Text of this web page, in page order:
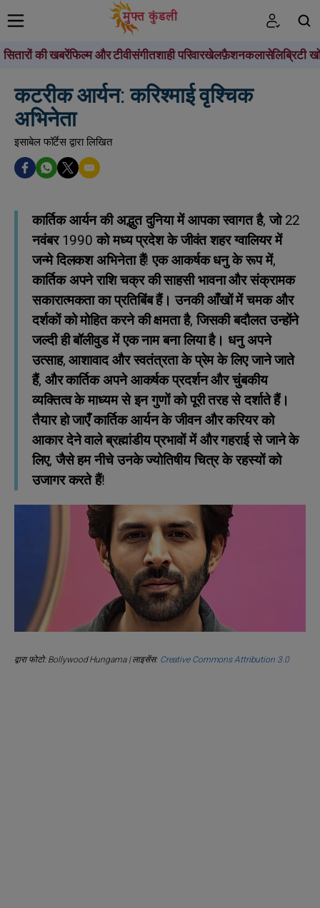
सितारों की खबरेंफिल्म और टीवीसंगीतशाही परिवारखेलफ़ैशनकलासेलिब्रिटी
कटरीक आर्यन: करिश्माई वृश्चिक
अभिनेता
इसाबेल फॉर्टेस द्वारा लिखित
कार्तिक आर्यन की अद्भुत दुनिया में आपका स्वागत है, जो 22
नवंबर 1990 को मध्य प्रदेश के जीवंत शहर ग्वालियर में
जन्मे दिलकश अभिनेता हैं! एक आकर्षक धनु के रूप में,
कार्तिक अपने राशि चक्र की साहसी भावना और संक्रामक
सकारात्मकता का प्रतिबिंब हैं। उनकी आँखों में चमक और
दर्शकों को मोहित करने की क्षमता है, जिसकी बदौलत उन्होंने
जल्दी ही बॉलीवुड में एक नाम बना लिया है। धनु अपने
उत्साह, आशावाद और स्वतंत्रता के प्रेम के लिए जाने जाते
हैं, और कार्तिक अपने आकर्षक प्रदर्शन और चुंबकीय
व्यक्तित्व के माध्यम से इन गुणों को पूरी तरह से दर्शाते हैं।
तैयार हो जाएँ कार्तिक आर्यन के जीवन और करियर को
आकार देने वाले ब्रह्मांडीय प्रभावों में और गहराई से जाने के
लिए, जैसे हम नीचे उनके ज्योतिषीय चित्र के रहस्यों को
उजागर करते हैं!
द्वारा फोटो: Bollywood Hungama | लाइसेंस: Creative Commons Attribution 3.0